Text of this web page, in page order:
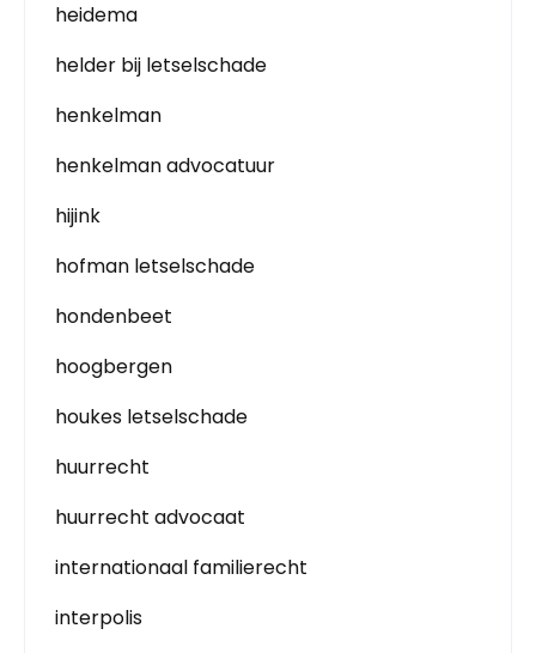
heidema
helder bij letselschade
henkelman
henkelman advocatuur
hijink
hofman letselschade
hondenbeet
hoogbergen
houkes letselschade
huurrecht
huurrecht advocaat
internationaal familierecht
interpolis